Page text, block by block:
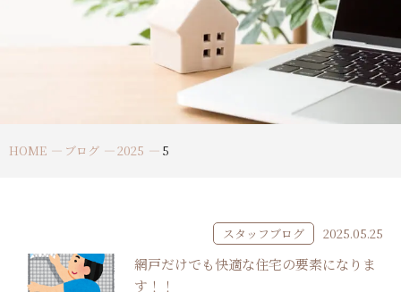
HOME ブログ 2025 5
スタッフブログ 2025.05.25
網戸だけでも快適な住宅の要素になりま
す！！